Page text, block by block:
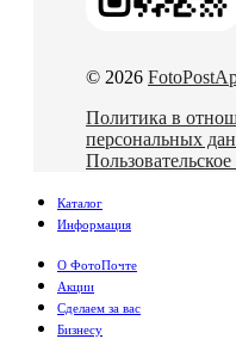
© 2026
Политика в
персональных
Каталог
Информация
О ФотоПочте
Акции
Сделаем за вас
Бизнесу